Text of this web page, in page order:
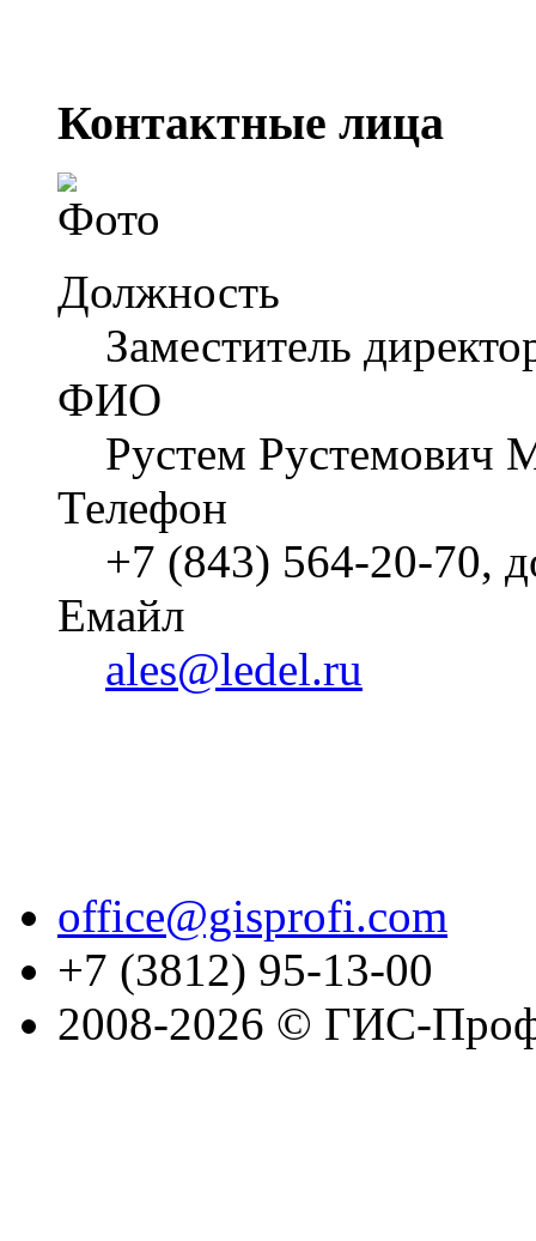
Контактные лица
Должность
Заместитель
ФИО
Рустем Рустемович
Телефон
+7 (843) 564-20-70,
Емайл
ales@ledel.ru
office@gisprofi.com
+7 (3812) 95-13-00
2008-2026 © ГИС-